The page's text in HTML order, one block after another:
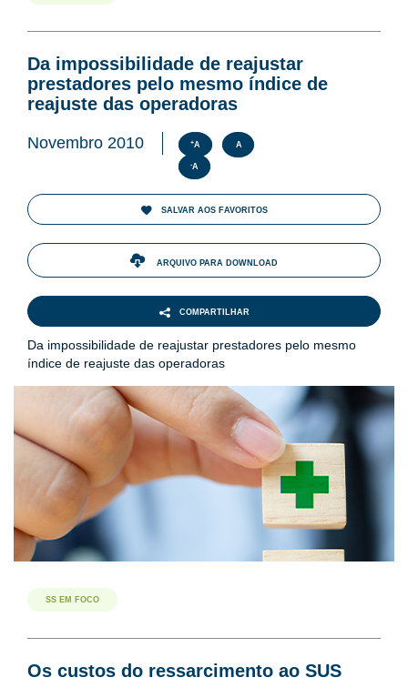
Da impossibilidade de reajustar
prestadores pelo mesmo índice de
reajuste das operadoras
Novembro 2010 +A A
-A
SALVAR AOS FAVORITOS
ARQUIVO PARA DOWNLOAD
COMPARTILHAR
Da impossibilidade de reajustar prestadores pelo mesmo
índice de reajuste das operadoras
SS EM FOCO
Os custos do ressarcimento ao SUS